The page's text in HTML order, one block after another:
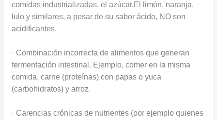
comidas industrializadas, el azúcar.El limón, naranja,
lulo y similares, a pesar de su sabor ácido, NO son
acidificantes.
· Combinación incorrecta de alimentos que generan
fermentación intestinal. Ejemplo, comer en la misma
comida, carne (proteínas) con papas o yuca
(carbohidratos) y arroz.
· Carencias crónicas de nutrientes (por ejemplo quienes